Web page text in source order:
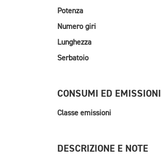
Potenza
Numero giri
Lunghezza
Serbatoio
CONSUMI ED EMISSIONI
Classe emissioni
DESCRIZIONE E NOTE